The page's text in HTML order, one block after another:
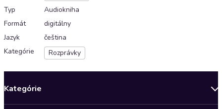
Typ
Audiokniha
Formát
digitálny
Jazyk
čeština
Kategórie
Rozprávky
Kategórie